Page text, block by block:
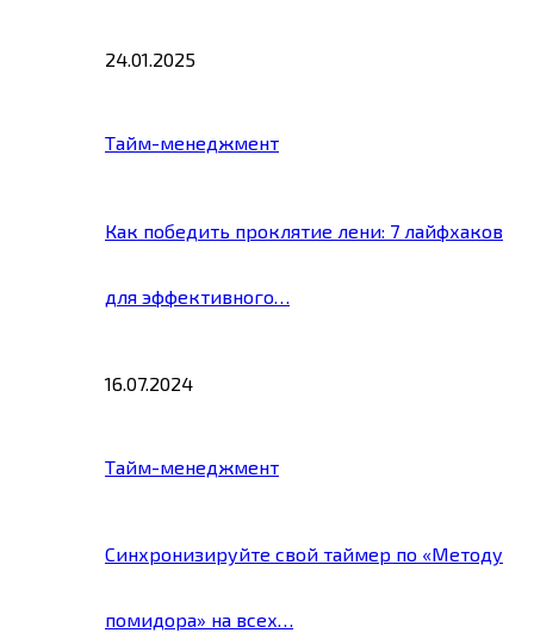
24.01.2025
Тайм-менеджмент
Как победить проклятие лени: 7 лайфхаков
для эффективного…
16.07.2024
Тайм-менеджмент
Синхронизируйте свой таймер по «Методу
помидора» на всех…